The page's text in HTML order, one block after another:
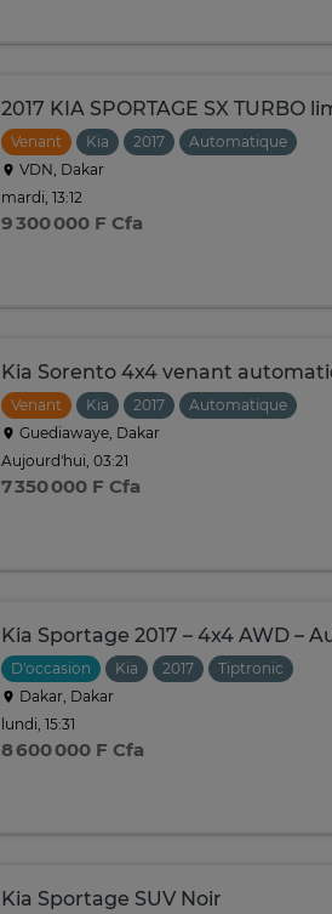
2017 KIA SPORTAGE SX TURBO
Venant Kia 2017
Automatique
VDN, Dakar
mardi, 13:12
9 300 000 F Cfa
Kia Sorento 4x4 venant
Venant Kia 2017
Automatique
Guediawaye, Dakar
Aujourd'hui, 03:21
7 350 000 F Cfa
Kia Sportage 2017 – 4x4 AWD –
D'occasion Kia 2017
Tiptronic
Dakar, Dakar
lundi, 15:31
8 600 000 F Cfa
Kia Sportage SUV Noir